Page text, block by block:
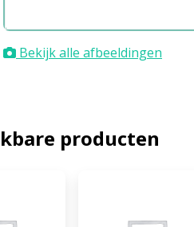
Bekijk alle afbeeldingen
producten